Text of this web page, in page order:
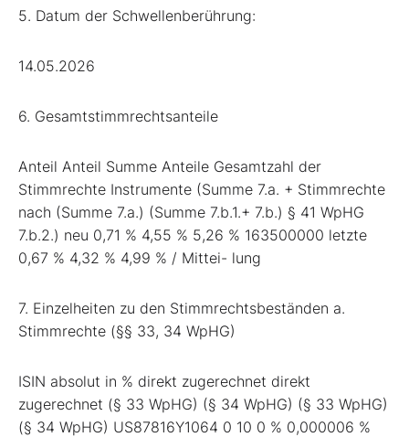
5. Datum der Schwellenberührung:
14.05.2026
6. Gesamtstimmrechtsanteile
Anteil Anteil Summe Anteile Gesamtzahl der
Stimmrechte Instrumente (Summe 7.a. + Stimmrechte
nach (Summe 7.a.) (Summe 7.b.1.+ 7.b.) § 41 WpHG
7.b.2.) neu 0,71 % 4,55 % 5,26 % 163500000 letzte
0,67 % 4,32 % 4,99 % / Mittei- lung
7. Einzelheiten zu den Stimmrechtsbeständen a.
Stimmrechte (§§ 33, 34 WpHG)
ISIN absolut in % direkt zugerechnet direkt
zugerechnet (§ 33 WpHG) (§ 34 WpHG) (§ 33 WpHG)
(§ 34 WpHG) US87816Y1064 0 10 0 % 0,000006 %